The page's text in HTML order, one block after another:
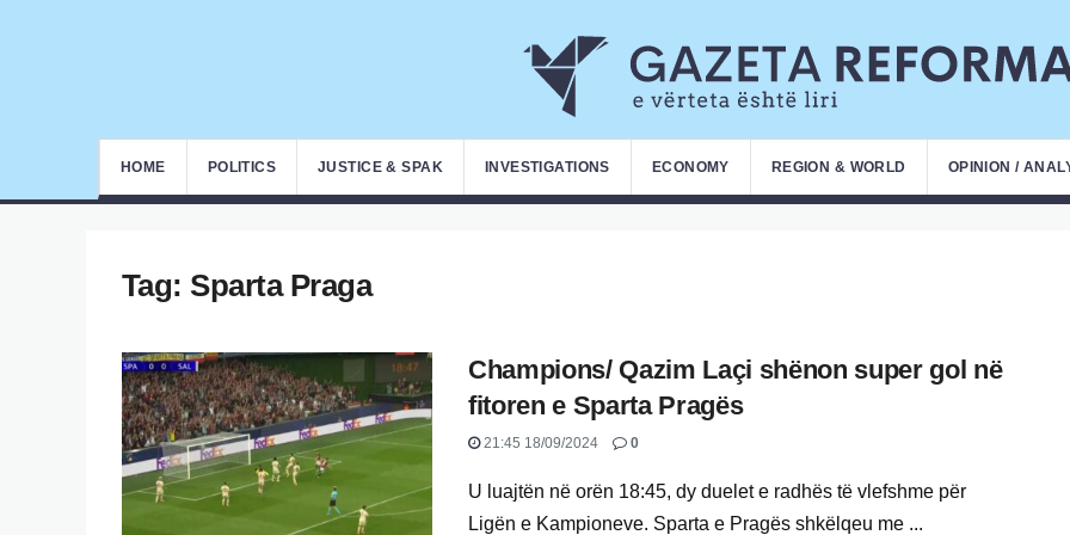
HOME POLITICS JUSTICE & SPAK INVESTIGATIONS ECONOMY REGION & WORLD OPINION /
Tag: Sparta Praga
Champions/ Qazim Laçi shënon super gol në
fitoren e Sparta Pragës
21:45 18/09/2024 0
U luajtën në orën 18:45, dy duelet e radhës të vlefshme për
Ligën e Kampioneve. Sparta e Pragës shkëlqeu me ...